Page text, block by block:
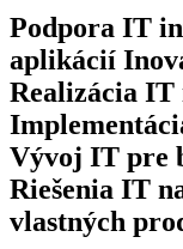
Podpora IT
aplikácií
Realizácia IT
Vývoj IT pre
Riešenia IT
vlastných